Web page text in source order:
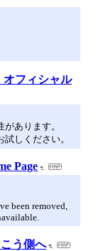
オフィシャル
あります。
しください。
Page
been removed,
う側へ